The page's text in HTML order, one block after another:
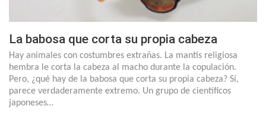
La babosa que corta su propia cabeza
Hay animales con costumbres extrañas. La mantis religiosa
hembra le corta la cabeza al macho durante la copulación.
Pero, ¿qué hay de la babosa que corta su propia cabeza? Sí,
parece verdaderamente extremo. Un grupo de científicos
japoneses…